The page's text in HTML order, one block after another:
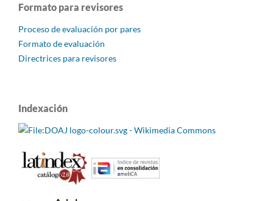
Formato para revisores
Proceso de evaluación por pares
Formato de evaluación
Directrices para revisores
Indexación